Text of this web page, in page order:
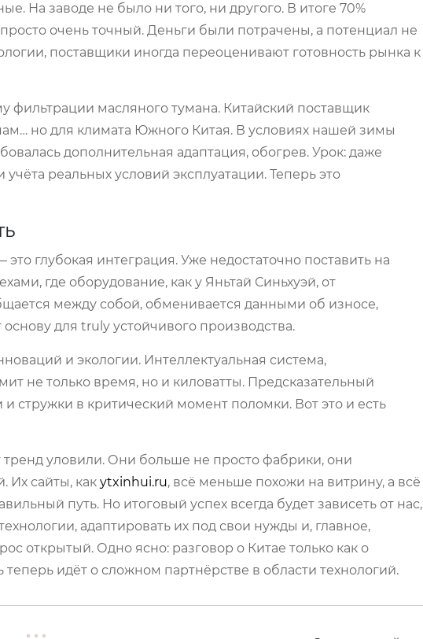
На заводе не было ни того, ни другого. В итоге 70%
очень точный. Деньги были потрачены, а потенциал не
поставщики иногда переоценивают готовность рынка к
фильтрации масляного тумана. Китайский поставщик
но для климата Южного Китая. В условиях нашей зимы
дополнительная адаптация, обогрев. Урок: даже
реальных условий эксплуатации. Теперь это
глубокая интеграция. Уже недостаточно поставить на
где оборудование, как у Яньтай Синьхуэй, от
между собой, обменивается данными об износе,
для truly устойчивого производства.
и экологии. Интеллектуальная система,
не только время, но и киловатты. Предсказательный
стружки в критический момент поломки. Вот это и есть
тренд уловили. Они больше не просто фабрики, они
Их сайты, как ytxinhui.ru, всё меньше похожи на витрину, а всё
путь. Но итоговый успех всегда будет зависеть от нас,
адаптировать их под свои нужды и, главное,
открытый. Одно ясно: разговор о Китае только как о
идёт о сложном партнёрстве в области технологий.